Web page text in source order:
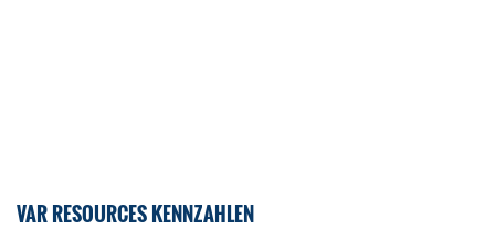
VAR RESOURCES KENNZAHLEN